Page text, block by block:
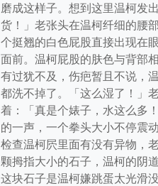
磨成这样子。想到这里温柯发
货！」老张头在温柯纤细的腰
个挺翘的白色屁股直接出现在
面前。温柯屁股的肤色与背部
有过犹不及，伤疤暂且不说，
都洗不掉了。「这么湿了！」
着：「真是个婊子，水这么多
的一声，一个拳头大小不停震
检查温柯屄里面有没有异物，
颗拇指大小的石子，温柯的阴
这块石子是温柯嫌跳蛋太光滑